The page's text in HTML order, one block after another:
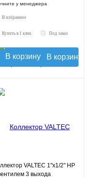
у менеджера
В избранное
Купить в 1 клик Под заказ
В корзину
VALTEC 1"х1/2" НР
3 выхода